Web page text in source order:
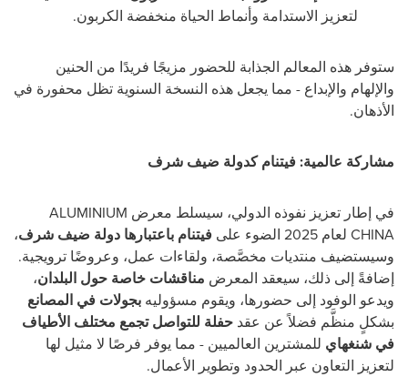
لتعزيز الاستدامة وأنماط الحياة منخفضة الكربون.
ستوفر هذه المعالم الجذابة للحضور مزيجًا فريدًا من الحنين
والإلهام والإبداع - مما يجعل هذه النسخة السنوية تظل محفورة في
الأذهان.
مشاركة عالمية: فيتنام كدولة ضيف شرف
في إطار تعزيز نفوذه الدولي، سيسلط معرض ALUMINIUM
CHINA لعام 2025 الضوء على فيتنام باعتبارها دولة ضيف شرف،
وسيستضيف منتديات مخصَّصة، ولقاءات عمل، وعروضًا ترويجية.
إضافةً إلى ذلك، سيعقد المعرض مناقشات خاصة حول البلدان،
ويدعو الوفود إلى حضورها، ويقوم مسؤوليه بجولات في المصانع
بشكلٍ منظَّم فضلاً عن عقد حفلة للتواصل تجمع مختلف الأطياف
في شنغهاي للمشترين العالميين - مما يوفر فرصًا لا مثيل لها
لتعزيز التعاون عبر الحدود وتطوير الأعمال.